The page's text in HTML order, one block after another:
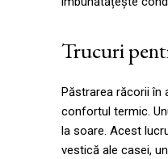
Trucuri
Păstrarea răcorii în
confortul termic.
la soare. Acest
vestică ale casei,